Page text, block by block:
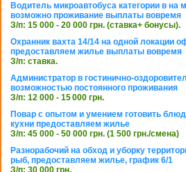
Водитель микроавтобуса категории в на
возможно проживание выплаты вовремя
З/п: 15 000 - 20 000 грн. (ставка+ бонусы).
Охранник вахта 14/14 на одной локации
предоставляем жилье выплаты вовремя
З/п: ставка.
Администратор в гостинично-
возможностью постоянного проживания
З/п: 12 000 - 15 000 грн.
Повар с опытом и умением готовить
кухни предоставляем жилье
З/п: 45 000 - 50 000 грн. (1 500 грн./смена)
Разнорабочий на обход и уборку
рыб, предоставляем жилье, график 6/1
З/п: 30 000 грн.